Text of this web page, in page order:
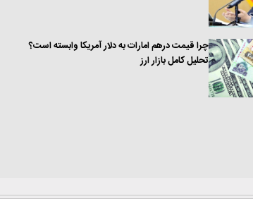
چرا قیمت درهم امارات به دلار آمریکا وابسته است؟
تحلیل کامل بازار ارز